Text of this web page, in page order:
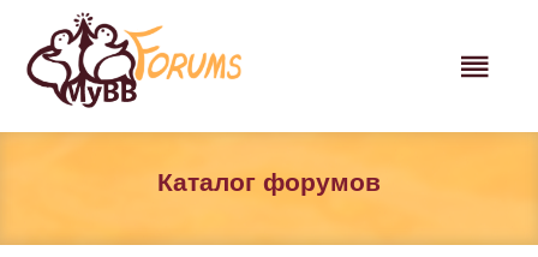
Каталог форумов